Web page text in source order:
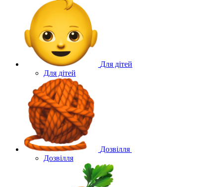
Для дітей
Для дітей
Дозвілля
Дозвілля